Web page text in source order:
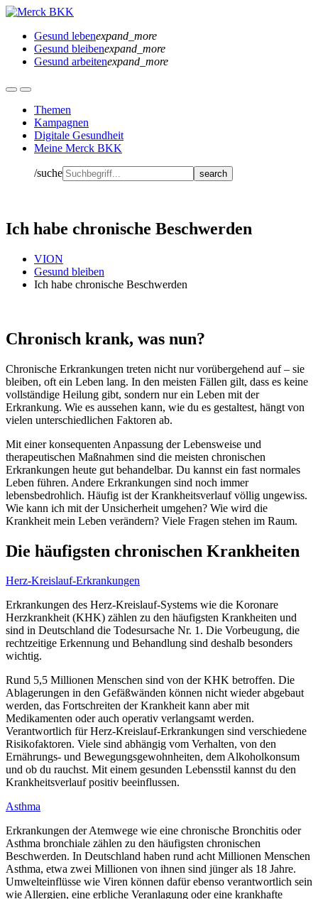
Gesund lebenexpand_more
Gesund bleibenexpand_more
Gesund arbeitenexpand_more
Themen
Kampagnen
Digitale Gesundheit
Meine Merck BKK
/suche
Ich habe chronische Beschwerden
VION
Gesund bleiben
Ich habe chronische Beschwerden
Chronisch krank, was nun?
Chronische Erkrankungen treten nicht nur vorübergehend auf – sie
bleiben, oft ein Leben lang. In den meisten Fällen gilt, dass es keine
vollständige Heilung gibt, sondern nur ein Leben mit der
Erkrankung. Wie es aussehen kann, wie du es gestaltest, hängt von
vielen unterschiedlichen Faktoren ab.
Mit einer konsequenten Anpassung der Lebensweise und
therapeutischen Maßnahmen sind die meisten chronischen
Erkrankungen heute gut behandelbar. Du kannst ein fast normales
Leben führen. Andere Erkrankungen sind noch immer
lebensbedrohlich. Häufig ist der Krankheitsverlauf völlig ungewiss.
Wie kann ich mit der Unsicherheit umgehen? Wie wird die
Krankheit mein Leben verändern? Viele Fragen stehen im Raum.
Die häufigsten chronischen Krankheiten
Herz-Kreislauf-Erkrankungen
Erkrankungen des Herz-Kreislauf-Systems wie die Koronare
Herzkrankheit (KHK) zählen zu den häufigsten Krankheiten und
sind in Deutschland die Todesursache Nr. 1. Die Vorbeugung, die
rechtzeitige Erkennung und Behandlung sind deshalb besonders
wichtig.
Rund 5,5 Millionen Menschen sind von der KHK betroffen. Die
Ablagerungen in den Gefäßwänden können nicht wieder abgebaut
werden, das Fortschreiten der Krankheit kann aber mit
Medikamenten oder auch operativ verlangsamt werden.
Verantwortlich für Herz-Kreislauf-Erkrankungen sind verschiedene
Risikofaktoren. Viele sind abhängig vom Verhalten, von den
Ernährungs- und Bewegungsgewohnheiten, dem Alkoholkonsum
und ob du rauchst. Mit einem gesunden Lebensstil kannst du den
Krankheitsverlauf positiv beeinflussen.
Asthma
Erkrankungen der Atemwege wie eine chronische Bronchitis oder
Asthma bronchiale zählen zu den häufigsten chronischen
Beschwerden. In Deutschland haben rund acht Millionen Menschen
Asthma, etwa zwei Millionen von ihnen sind jünger als 18 Jahre.
Umwelteinflüsse wie Viren können dafür ebenso verantwortlich sein
wie Allergien, eine erbliche Veranlagung oder eine krankhafte